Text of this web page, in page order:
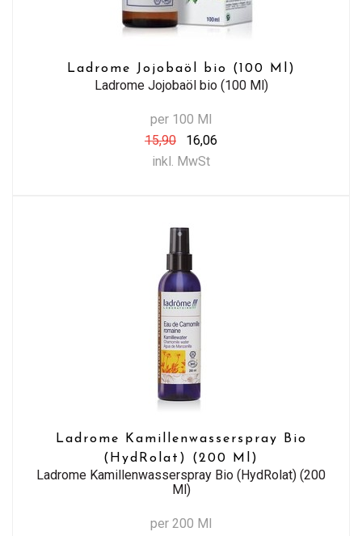
Ladrome Jojobaöl bio (100 Ml)
Ladrome Jojobaöl bio (100 Ml)
per 100 Ml
15,90
16,06
inkl. MwSt
Ladrome Kamillenwasserspray Bio
(HydRolat) (200 Ml)
Ladrome Kamillenwasserspray Bio (HydRolat) (200
Ml)
per 200 Ml